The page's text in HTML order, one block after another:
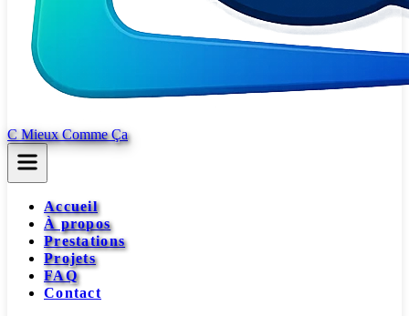
C Mieux Comme Ça
Accueil
À propos
Prestations
Projets
FAQ
Contact